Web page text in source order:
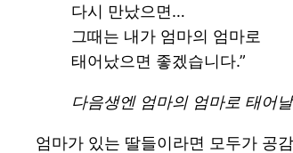
다시 만났으면…
그때는 내가 엄마의 엄마로
태어났으면 좋겠습니다.”
다음생엔 엄마의 엄마로 태어
엄마가 있는 딸들이라면 모두가 공